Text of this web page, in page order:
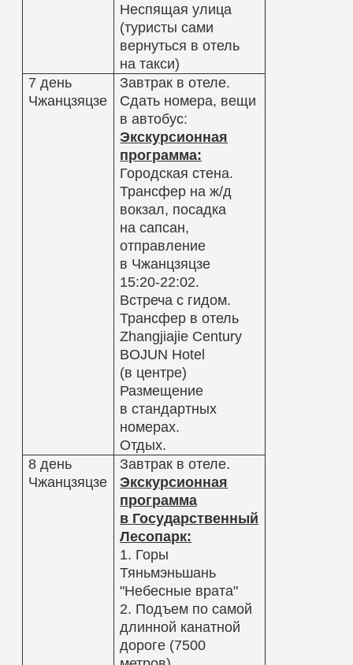
Неспящая улица
(туристы сами
вернуться в отель
на такси)
7 день
Чжанцзяцзе
Завтрак в отеле.
Сдать номера, вещи
в автобус:
Экскурсионная
программа:
Городская стена.
Трансфер на ж/д
вокзал, посадка
на сапсан,
отправление
в Чжанцзяцзе
15:20-22:02.
Встреча с гидом.
Трансфер в отель
Zhangjiajie Century
BOJUN Hotel
(в центре)
Размещение
в стандартных
номерах.
Отдых.
8 день
Чжанцзяцзе
Завтрак в отеле.
Экскурсионная
программа
в Государственный
Лесопарк:
1. Горы
Тяньмэньшань
"Небесные врата"
2. Подъем по самой
длинной канатной
дороге (7500